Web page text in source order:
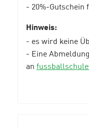
- 20%-Gutschein
Hinweis:
- es wird keine
- Eine
an